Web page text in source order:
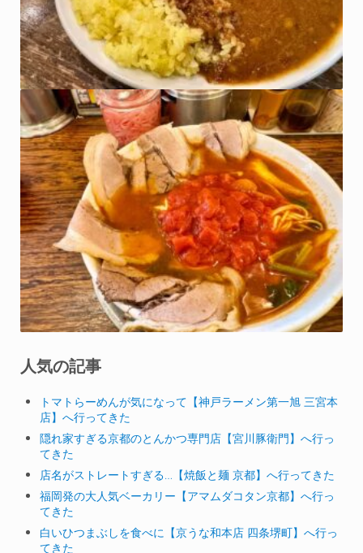
人気の記事
トマトらーめんが気になって【神戸ラーメン第一旭 三宮本
店】へ行ってきた
隠れ家すぎる京都のとんかつ専門店【宮川豚衛門】へ行っ
てきた
店名がストレートすぎる…【焼飯と麺 京都】へ行ってきた
福岡発の大人気ベーカリー【アマムダコタン京都】へ行っ
てきた
白いひつまぶしを食べに【京うな和本店 四条堺町】へ行っ
てきた